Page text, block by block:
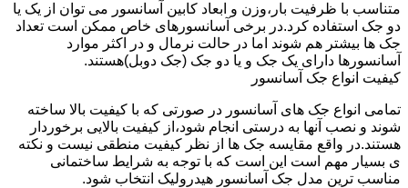
متناسب با ظرفیت بار،وزن و ابعاد کابین آسانسور می توان از یک یا
دو جک استفاده کرد.در برخی آسانسورهای خاص ممکن است تعداد
جک ها بیشتر هم شوند اما در حالت نرمال و در اکثر موارد
آسانسورها دارای یک جک و یا دو جک (جک دوبل)هستند.
کیفیت انواع جک آسانسور
تمامی انواع جک های آسانسور در صورتی که با کیفیت بالا ساخته
شوند و نصب آنها به درستی انجام شود،از کیفیت بالایی برخوردار
هستند.در واقع مقایسه جک ها از نظر کیفیت منطقی نیست و نکته
ی بسیار مهم است این است که با توجه به شرایط ساختمانی
مناسب ترین مدل جک آسانسور هیدرولیک انتخاب شود.